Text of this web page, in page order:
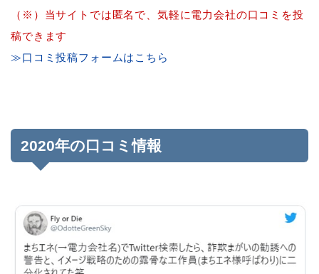
（※）当サイトでは匿名で、気軽に電力会社の口コミを投
稿できます
≫口コミ投稿フォームはこちら
2020年の口コミ情報